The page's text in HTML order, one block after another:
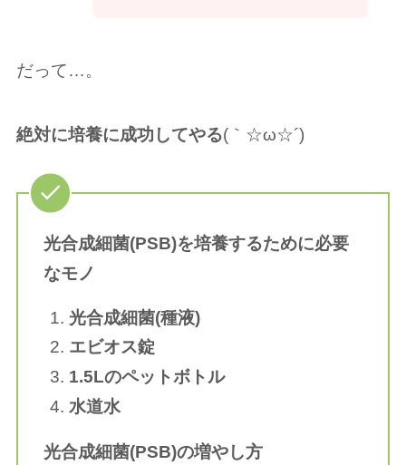
だって…。
絶対に培養に成功してやる(｀☆︎ω☆︎´)
光合成細菌(PSB)を培養するために必要
なモノ
光合成細菌(種液)
エビオス錠
1.5Lのペットボトル
水道水
光合成細菌(PSB)の増やし方